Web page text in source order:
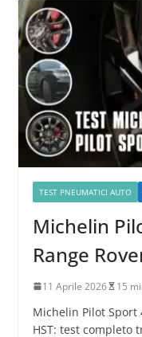
TEST PNEUMATICI AUTO
Michelin
Range
11 Aprile 2026 15
Michelin Pilot Sport
HST: test completo